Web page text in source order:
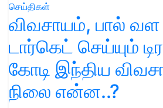
செய்திகள்
விவசாயம், பால்
டார்கெட் செய்யும்
கோடி இந்திய
நிலை என்ன..?